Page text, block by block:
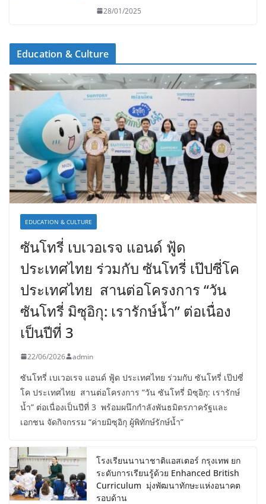
28/01/2025
Education & Culture
EDUCATION & CULTURE
ซันโทรี่ เบเวอเรจ แอนด์ ฟู้ด
ประเทศไทย ร่วมกับ ซันโทรี่ เป๊ปซี่โค
ประเทศไทย สานต่อโครงการ “วัน
ซันโทรี่ มิซุอิกุ: เรารักษ์น้ำ” ต่อเนื่อง
เป็นปีที่ 3
22/06/2026 admin
ซันโทรี่ เบเวอเรจ แอนด์ ฟู้ด ประเทศไทย ร่วมกับ ซันโทรี่ เป๊ปซี่
โค ประเทศไทย สานต่อโครงการ “วัน ซันโทรี่ มิซุอิกุ: เรารักษ์
น้ำ” ต่อเนื่องเป็นปีที่ 3 พร้อมผนึกกำลังพันธมิตรภาครัฐและ
เอกชน จัดกิจกรรม “ค่ายมิซุอิกุ ผู้พิทักษ์รักษ์น้ำ”
โรงเรียนนานาชาติแอสเตอร์ กรุงเทพ ยก
ระดับการเรียนรู้ด้วย Enhanced British
Curriculum มุ่งพัฒนาทักษะแห่งอนาคต
รอบด้าน